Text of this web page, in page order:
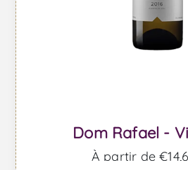
Dom Rafael -
À partir de